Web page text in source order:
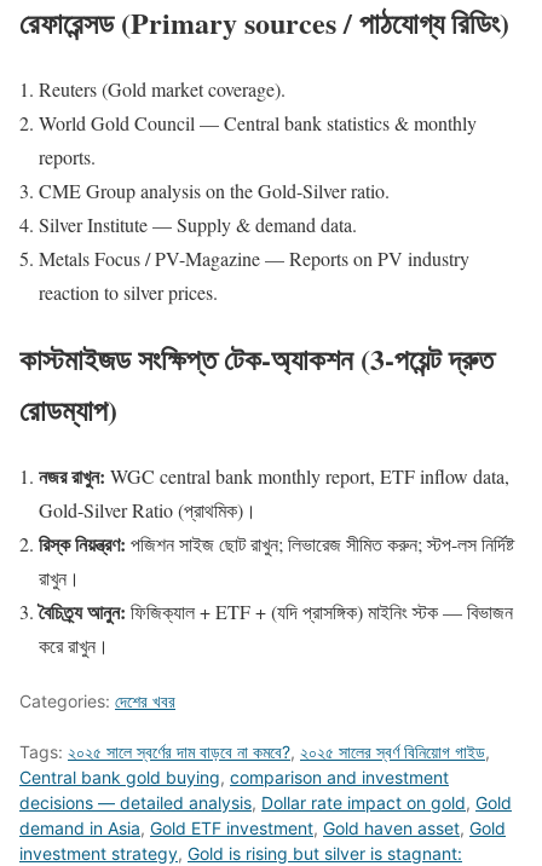
রেফারেন্সড (Primary sources / পাঠযোগ্য রিডিং)
Reuters (Gold market coverage).
World Gold Council — Central bank statistics & monthly
reports.
CME Group analysis on the Gold-Silver ratio.
Silver Institute — Supply & demand data.
Metals Focus / PV-Magazine — Reports on PV industry
reaction to silver prices.
কাস্টমাইজড সংক্ষিপ্ত টেক-অ্যাকশন (3-পয়েন্ট দ্রুত
রোডম্যাপ)
নজর রাখুন: WGC central bank monthly report, ETF inflow data,
Gold-Silver Ratio (প্রাথমিক)।
রিস্ক নিয়ন্ত্রণ: পজিশন সাইজ ছোট রাখুন; লিভারেজ সীমিত করুন; স্টপ-লস নির্দিষ্ট
রাখুন।
বৈচিত্র্য আনুন: ফিজিক্যাল + ETF + (যদি প্রাসঙ্গিক) মাইনিং স্টক — বিভাজন
করে রাখুন।
Categories: দেশের খবর
Tags: ২০২৫ সালে স্বর্ণের দাম বাড়বে না কমবে?, ২০২৫ সালের স্বর্ণ বিনিয়োগ গাইড,
Central bank gold buying, comparison and investment
decisions — detailed analysis, Dollar rate impact on gold, Gold
demand in Asia, Gold ETF investment, Gold haven asset, Gold
investment strategy, Gold is rising but silver is stagnant: